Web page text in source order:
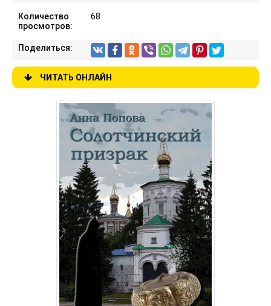
Количество
просмотров:
68
Поделиться:
ЧИТАТЬ ОНЛАЙН